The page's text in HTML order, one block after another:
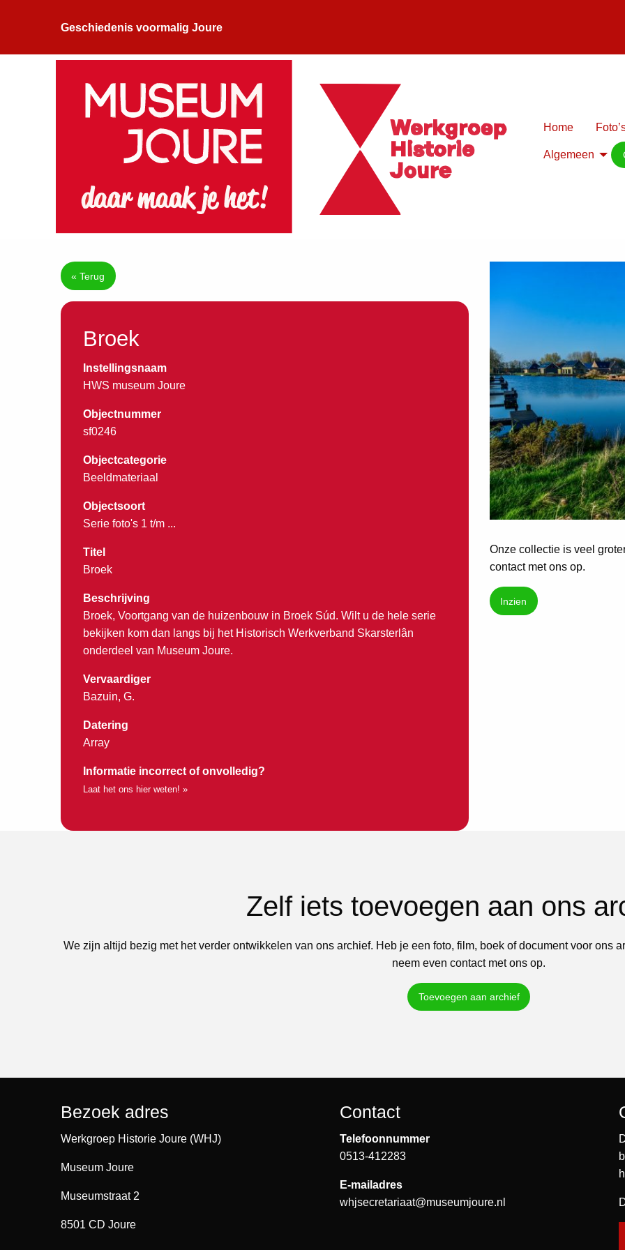
Geschiedenis voormalig Joure
Home
Algemeen
« Terug
Broek
Instellingsnaam
HWS museum Joure
Objectnummer
sf0246
Objectcategorie
Beeldmateriaal
Objectsoort
Serie foto's 1 t/m ...
Titel
Broek
Beschrijving
Broek, Voortgang van de huizenbouw in Broek Súd. Wilt u de hele serie
bekijken kom dan langs bij het Historisch Werkverband Skarsterlân
onderdeel van Museum Joure.
Vervaardiger
Bazuin, G.
Datering
Array
Informatie incorrect of onvolledig?
Laat het ons hier weten! »
Onze collectie is veel
contact met ons op.
Inzien
Zelf iets toevoegen aan ons
We zijn altijd bezig met het verder ontwikkelen van ons archief. Heb je een foto, film, boek of document voor ons
neem even contact met ons op.
Toevoegen aan archief
Bezoek adres
Werkgroep Historie Joure (WHJ)
Museum Joure
Museumstraat 2
8501 CD Joure
Contact
Telefoonnummer
0513-412283
E-mailadres
whjsecretariaat@museumjoure.nl